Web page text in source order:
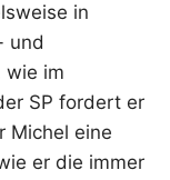
in
und
wie im
SP fordert er
Michel eine
er die immer